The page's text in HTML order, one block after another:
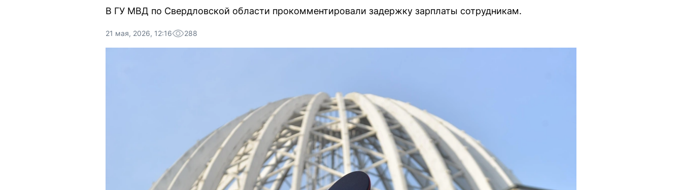
В ГУ МВД по Свердловской области прокомментировали задержку зарплаты сотрудникам.
21 мая, 2026, 12:16 288